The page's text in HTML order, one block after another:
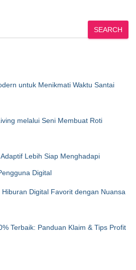
SEARCH
untuk Menikmati Waktu Santai
melalui Seni Membuat Roti
Lebih Siap Menghadapi
Digital
Digital Favorit dengan Nuansa
Terbaik: Panduan Klaim & Tips Profit